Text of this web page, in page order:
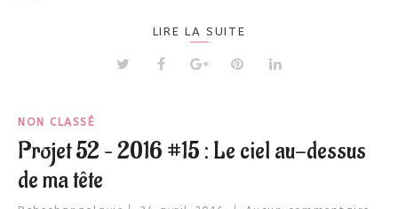
LIRE LA SUITE
NON CLASSÉ
Projet 52 – 2016 #15 : Le ciel au-dessus
de ma tête